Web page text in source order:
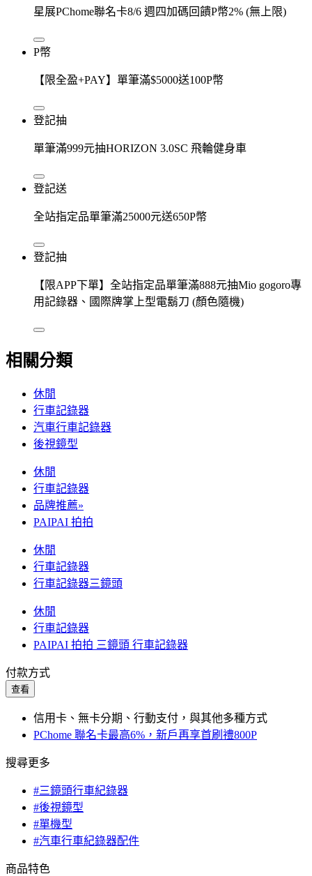
星展PChome聯名卡8/6 週四加碼回饋P幣2% (無上限)
P幣
【限全盈+PAY】單筆滿$5000送100P幣
登記抽
單筆滿999元抽HORIZON 3.0SC 飛輪健身車
登記送
全站指定品單筆滿25000元送650P幣
登記抽
【限APP下單】全站指定品單筆滿888元抽Mio gogoro專
用記錄器、國際牌掌上型電鬍刀 (顏色隨機)
相關分類
休閒
行車記錄器
汽車行車記錄器
後視鏡型
休閒
行車記錄器
品牌推薦»
PAIPAI 拍拍
休閒
行車記錄器
行車記錄器三鏡頭
休閒
行車記錄器
PAIPAI 拍拍 三鏡頭 行車記錄器
付款方式
查看
信用卡、無卡分期、行動支付，與其他多種方式
PChome 聯名卡最高6%，新戶再享首刷禮800P
搜尋更多
#三鏡頭行車紀錄器
#後視鏡型
#單機型
#汽車行車紀錄器配件
商品特色